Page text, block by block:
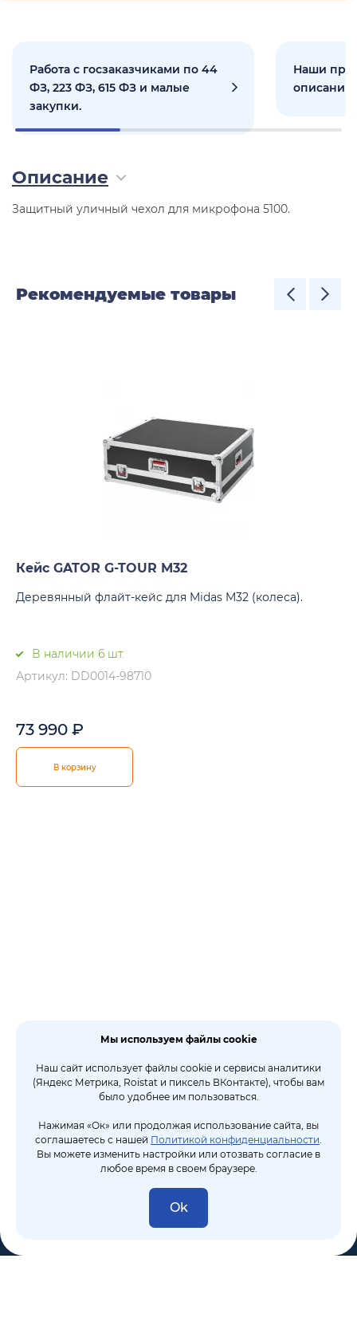
Работа с госзаказчиками по 44
ФЗ, 223 ФЗ, 615 ФЗ и малые
закупки.
Наши
Описание
Защитный уличный чехол для микрофона 5100.
Рекомендуемые товары
Кейс GATOR G-TOUR M32
Деревянный флайт-кейс для Midas M32 (колеса).
В наличии 6 шт.
Артикул: DD0014-98710
73 990 ₽
В корзину
Мы используем файлы cookie
Наш сайт использует файлы cookie и сервисы аналитики
(Яндекс Метрика, Roistat и пиксель ВКонтакте), чтобы вам
было удобнее им пользоваться.
Нажимая «Ок» или продолжая использование сайта, вы
соглашаетесь с нашей Политикой конфиденциальности.
Вы можете изменить настройки или отозвать согласие в
любое время в своем браузере.
Ok